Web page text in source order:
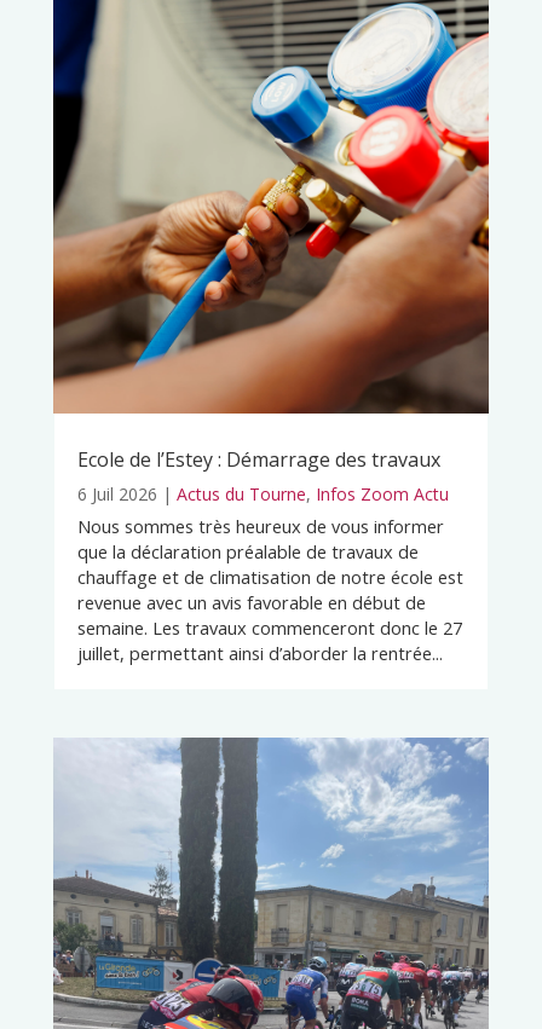
Ecole de l’Estey : Démarrage des travaux
6 Juil 2026 | Actus du Tourne, Infos Zoom Actu
Nous sommes très heureux de vous informer
que la déclaration préalable de travaux de
chauffage et de climatisation de notre école est
revenue avec un avis favorable en début de
semaine. Les travaux commenceront donc le 27
juillet, permettant ainsi d’aborder la rentrée...